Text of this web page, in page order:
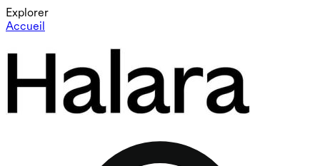
Explorer
Accueil